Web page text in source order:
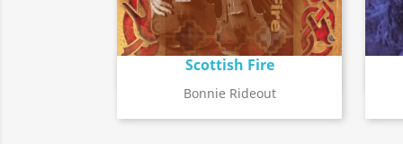
Scottish Fire
Bonnie Rideout
Détail de l'album